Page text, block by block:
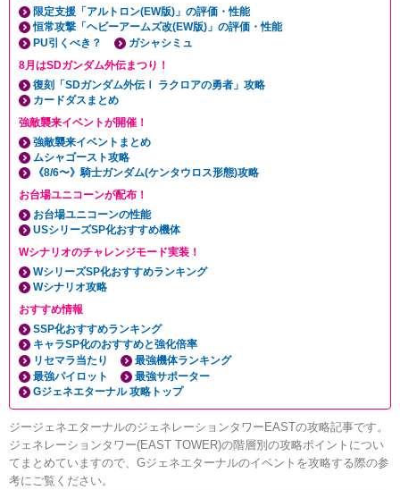
限定支援「アルトロン(EW版)」の評価・性能
恒常攻撃「ヘビーアームズ改(EW版)」の評価・性能
PU引くべき？
ガシャシミュ
8月はSDガンダム外伝まつり！
復刻「SDガンダム外伝Ⅰ ラクロアの勇者」攻略
カードダスまとめ
強敵襲来イベントが開催！
強敵襲来イベントまとめ
ムシャゴースト攻略
《8/6〜》騎士ガンダム(ケンタウロス形態)攻略
お台場ユニコーンが配布！
お台場ユニコーンの性能
USシリーズSP化おすすめ機体
Wシナリオのチャレンジモード実装！
WシリーズSP化おすすめランキング
Wシナリオ攻略
おすすめ情報
SSP化おすすめランキング
キャラSP化のおすすめと強化倍率
リセマラ当たり
最強機体ランキング
最強パイロット
最強サポーター
Gジェネエターナル 攻略トップ
ジージェネエターナルのジェネレーションタワーEASTの攻略記事です。
ジェネレーションタワー(EAST TOWER)の階層別の攻略ポイントについ
てまとめていますので、Gジェネエターナルのイベントを攻略する際の参
考にご覧ください。